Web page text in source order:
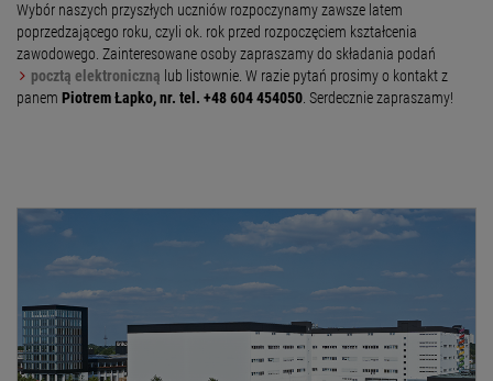
Wybór naszych przyszłych uczniów rozpoczynamy zawsze latem
poprzedzającego roku, czyli ok. rok przed rozpoczęciem kształcenia
zawodowego. Zainteresowane osoby zapraszamy do składania podań
pocztą elektroniczną lub listownie. W razie pytań prosimy o kontakt z
panem Piotrem Łapko, nr. tel. +48 604 454050 . Serdecznie zapraszamy!